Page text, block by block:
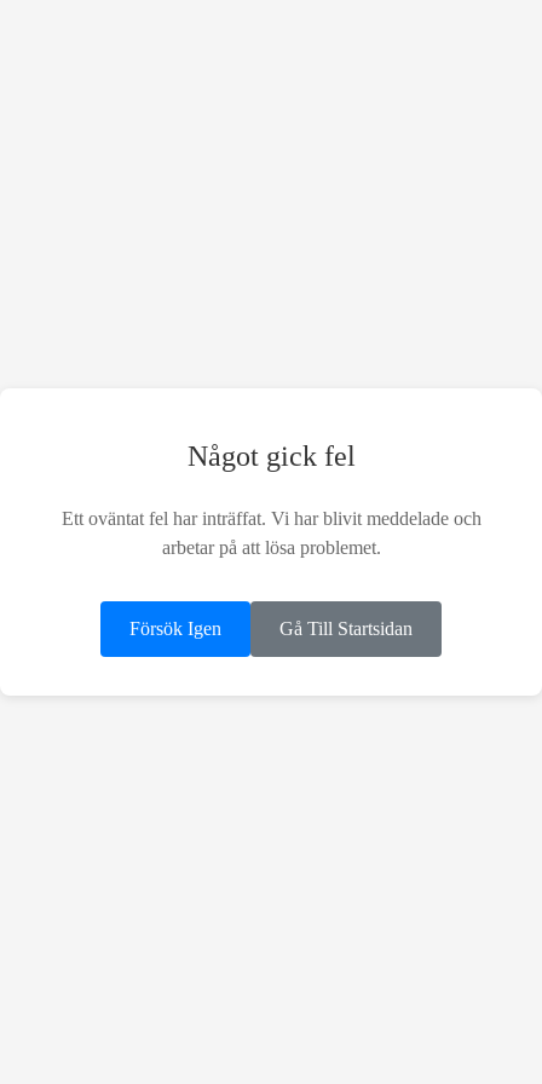
Något gick fel
Ett oväntat fel har inträffat. Vi har blivit meddelade och
arbetar på att lösa problemet.
Försök Igen Gå Till Startsidan